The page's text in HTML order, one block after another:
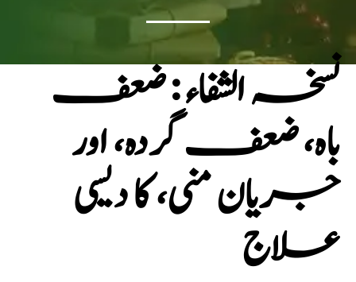
نسخہ الشفاء : ضعف
باہ، ضعف گردہ، اور
جریان منی، کا دیسی
علاج